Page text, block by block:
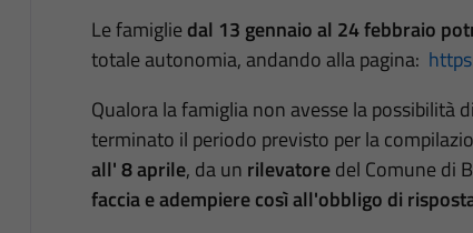
Le famiglie dal 13 gennaio al 24 febbraio
totale autonomia, andando alla pagina:
Qualora la famiglia non avesse la
terminato il periodo previsto per la
all' 8 aprile, da un rilevatoredel Comune di
faccia e adempiere così all'obbligo di